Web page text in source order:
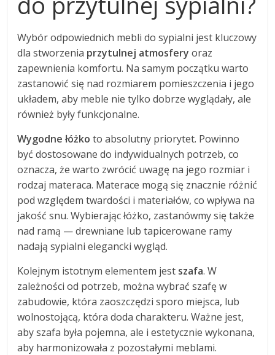
Wybór odpowiednich mebli do sypialni jest kluczowy
dla stworzenia przytulnej atmosfery oraz
zapewnienia komfortu. Na samym początku warto
zastanowić się nad rozmiarem pomieszczenia i jego
układem, aby meble nie tylko dobrze wyglądały, ale
również były funkcjonalne.
Wygodne łóżko to absolutny priorytet. Powinno
być dostosowane do indywidualnych potrzeb, co
oznacza, że warto zwrócić uwagę na jego rozmiar i
rodzaj materaca. Materace mogą się znacznie różnić
pod względem twardości i materiałów, co wpływa na
jakość snu. Wybierając łóżko, zastanówmy się także
nad ramą — drewniane lub tapicerowane ramy
nadają sypialni elegancki wygląd.
Kolejnym istotnym elementem jest szafa. W
zależności od potrzeb, można wybrać szafę w
zabudowie, która zaoszczędzi sporo miejsca, lub
wolnostojącą, która doda charakteru. Ważne jest,
aby szafa była pojemna, ale i estetycznie wykonana,
aby harmonizowała z pozostałymi meblami.